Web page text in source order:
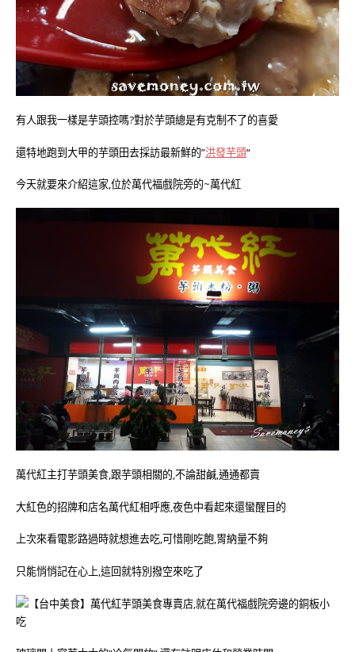
有人跟我一樣是芋頭控嗎?對於芋頭總是有克制不了的喜愛
還特地跑到大甲的芋頭田去採訪最新鮮的”洪發芋頭“
今天就要來介紹這家,位於萬代福戲院旁的~萬代紅
萬代紅主打芋頭美食,跟芋頭相關的,不論甜鹹,通通都賣
大紅色的招牌和店名萬代紅相呼應,夜色中看起來還蠻醒目的
上次來看電影路過時就想進去吃,可惜剛吃飽,胃納量不夠
只能悄悄記在心上,這回就特別撥空來吃了